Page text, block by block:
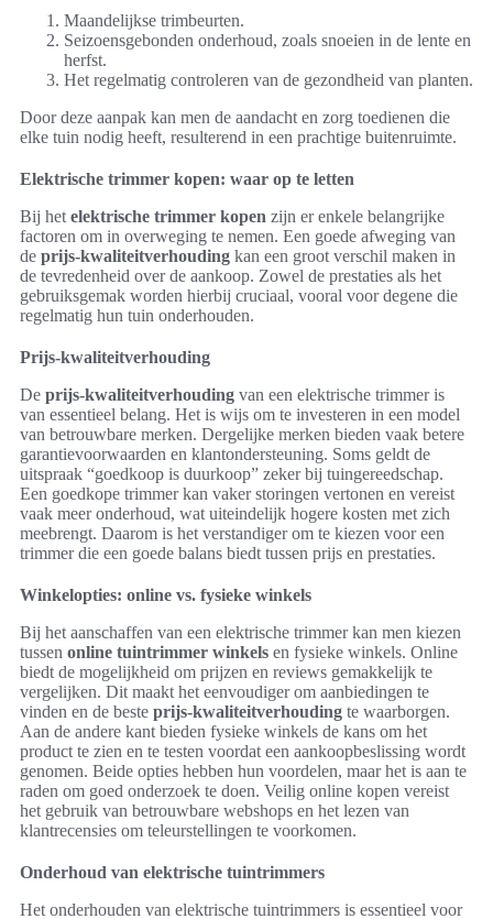
Maandelijkse trimbeurten.
Seizoensgebonden onderhoud, zoals snoeien in de lente en
herfst.
Het regelmatig controleren van de gezondheid van planten.
Door deze aanpak kan men de aandacht en zorg toedienen die
elke tuin nodig heeft, resulterend in een prachtige buitenruimte.
Elektrische trimmer kopen: waar op te letten
Bij het elektrische trimmer kopen zijn er enkele belangrijke
factoren om in overweging te nemen. Een goede afweging van
de prijs-kwaliteitverhouding kan een groot verschil maken in
de tevredenheid over de aankoop. Zowel de prestaties als het
gebruiksgemak worden hierbij cruciaal, vooral voor degene die
regelmatig hun tuin onderhouden.
Prijs-kwaliteitverhouding
De prijs-kwaliteitverhouding van een elektrische trimmer is
van essentieel belang. Het is wijs om te investeren in een model
van betrouwbare merken. Dergelijke merken bieden vaak betere
garantievoorwaarden en klantondersteuning. Soms geldt de
uitspraak “goedkoop is duurkoop” zeker bij tuingereedschap.
Een goedkope trimmer kan vaker storingen vertonen en vereist
vaak meer onderhoud, wat uiteindelijk hogere kosten met zich
meebrengt. Daarom is het verstandiger om te kiezen voor een
trimmer die een goede balans biedt tussen prijs en prestaties.
Winkelopties: online vs. fysieke winkels
Bij het aanschaffen van een elektrische trimmer kan men kiezen
tussen online tuintrimmer winkels en fysieke winkels. Online
biedt de mogelijkheid om prijzen en reviews gemakkelijk te
vergelijken. Dit maakt het eenvoudiger om aanbiedingen te
vinden en de beste prijs-kwaliteitverhouding te waarborgen.
Aan de andere kant bieden fysieke winkels de kans om het
product te zien en te testen voordat een aankoopbeslissing wordt
genomen. Beide opties hebben hun voordelen, maar het is aan te
raden om goed onderzoek te doen. Veilig online kopen vereist
het gebruik van betrouwbare webshops en het lezen van
klantrecensies om teleurstellingen te voorkomen.
Onderhoud van elektrische tuintrimmers
Het onderhouden van elektrische tuintrimmers is essentieel voor